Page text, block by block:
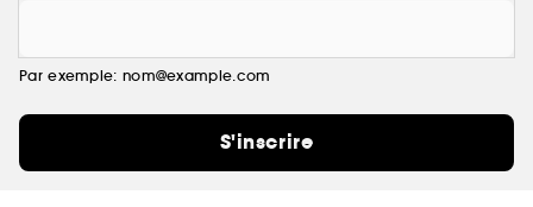
Par exemple: nom@example.com
S'inscrire